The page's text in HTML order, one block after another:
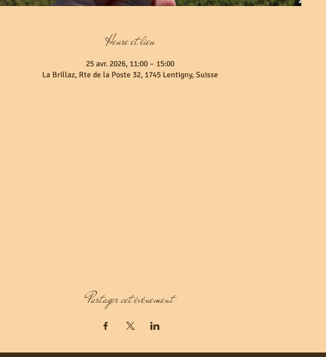
Heure et lieu
25 avr. 2026, 11:00 – 15:00
La Brillaz, Rte de la Poste 32, 1745 Lentigny, Suisse
Partager cet événement